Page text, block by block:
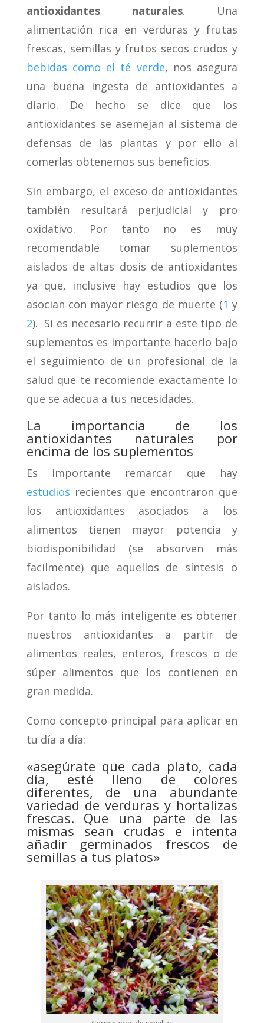
antioxidantes naturales. Una
alimentación rica en verduras y frutas
frescas, semillas y frutos secos crudos y
bebidas como el té verde, nos asegura
una buena ingesta de antioxidantes a
diario. De hecho se dice que los
antioxidantes se asemejan al sistema de
defensas de las plantas y por ello al
comerlas obtenemos sus beneficios.
Sin embargo, el exceso de antioxidantes
también resultará perjudicial y pro
oxidativo. Por tanto no es muy
recomendable tomar suplementos
aislados de altas dosis de antioxidantes
ya que, inclusive hay estudios que los
asocian con mayor riesgo de muerte (1 y
2). Si es necesario recurrir a este tipo de
suplementos es importante hacerlo bajo
el seguimiento de un profesional de la
salud que te recomiende exactamente lo
que se adecua a tus necesidades.
La importancia de los
antioxidantes naturales por
encima de los suplementos
Es importante remarcar que hay
estudios recientes que encontraron que
los antioxidantes asociados a los
alimentos tienen mayor potencia y
biodisponibilidad (se absorven más
facilmente) que aquellos de síntesis o
aislados.
Por tanto lo más inteligente es obtener
nuestros antioxidantes a partir de
alimentos reales, enteros, frescos o de
súper alimentos que los contienen en
gran medida.
Como concepto principal para aplicar en
tu día a día:
«asegúrate que cada plato, cada
día, esté lleno de colores
diferentes, de una abundante
variedad de verduras y hortalizas
frescas. Que una parte de las
mismas sean crudas e intenta
añadir germinados frescos de
semillas a tus platos»